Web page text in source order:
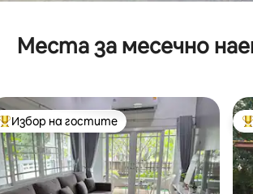
Места за месечно
Най-популярен избор на гостите
Избор на гостите